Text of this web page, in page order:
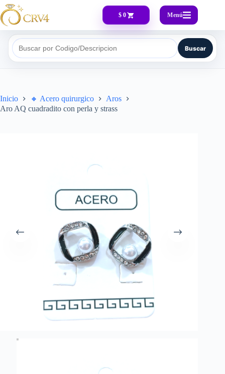
$ 0 Menú
Buscar por Codigo/Descripcion Buscar
Inicio 🔸​ Acero quirurgico
Aros
Aro AQ cuadradito con perla y strass